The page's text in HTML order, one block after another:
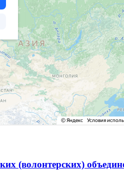
(волонтерских)